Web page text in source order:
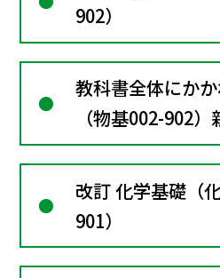
902）
教科書全体にかか
（物基002-902
礎
改訂 化学基礎（
901）